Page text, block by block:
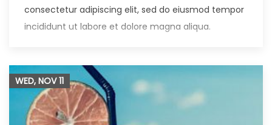
consectetur adipiscing elit, sed do eiusmod tempor
incididunt ut labore et dolore magna aliqua.
WED, NOV11